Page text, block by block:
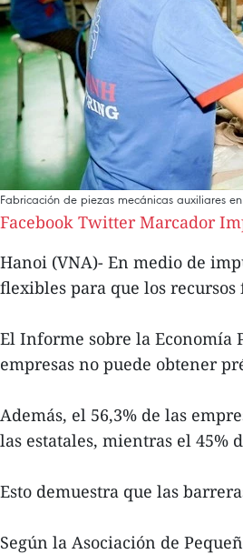
Fabricación de piezas mecánicas auxiliares
Facebook Twitter Marcador
Hanoi (VNA)- En medio de
flexibles para que los
El Informe sobre la Economía
empresas no puede obtener
Además, el 56,3% de las
las estatales, mientras el 45%
Esto demuestra que las
Según la Asociación de